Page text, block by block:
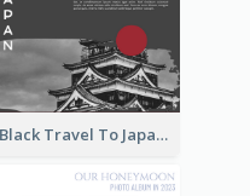
Black Travel To Japan Photo Book